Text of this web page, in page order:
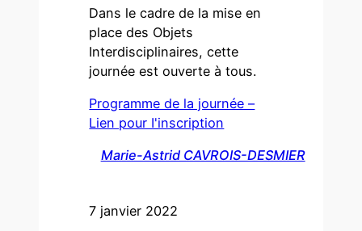
7 janvier 2022
Dans le cadre de la mise en
place des Objets
Interdisciplinaires, cette
journée est ouverte à tous.
Programme de la journée –
Lien pour I'inscription
Marie-Astrid CAVROIS-DESMIER